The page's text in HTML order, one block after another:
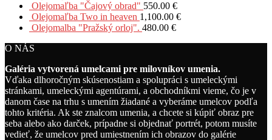
Olejomaľba "Čajový obrad" 550.00 €
Olejomaľba Two in heaven 1,100.00 €
Olejomalba "Pražský orloj". 480.00 €
O NÁS
Galéria vytvorená umelcami pre milovníkov umenia.
Vďaka dlhoročným skúsenostiam a spolupráci s umeleckými
stránkami, umeleckými agentúrami, a obchodníkmi vieme, čo je v
danom čase na trhu s umením žiadané a vyberáme umelcov podľa
tohto kritéria. Ak ste znalcom umenia, a chcete si kúpiť obraz pre
seba alebo ako darček, prípadne si objednať portrét, potom musíte
vedieť, že umelcov pred umiestnením ich obrazov do galérie